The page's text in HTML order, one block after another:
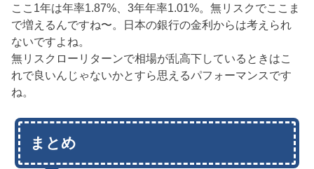
ここ1年は年率1.87%、3年年率1.01%。無リスクでここま
で増えるんですね〜。日本の銀行の金利からは考えられ
ないですよね。
無リスクローリターンで相場が乱高下しているときはこ
れで良いんじゃないかとすら思えるパフォーマンスです
ね。
まとめ